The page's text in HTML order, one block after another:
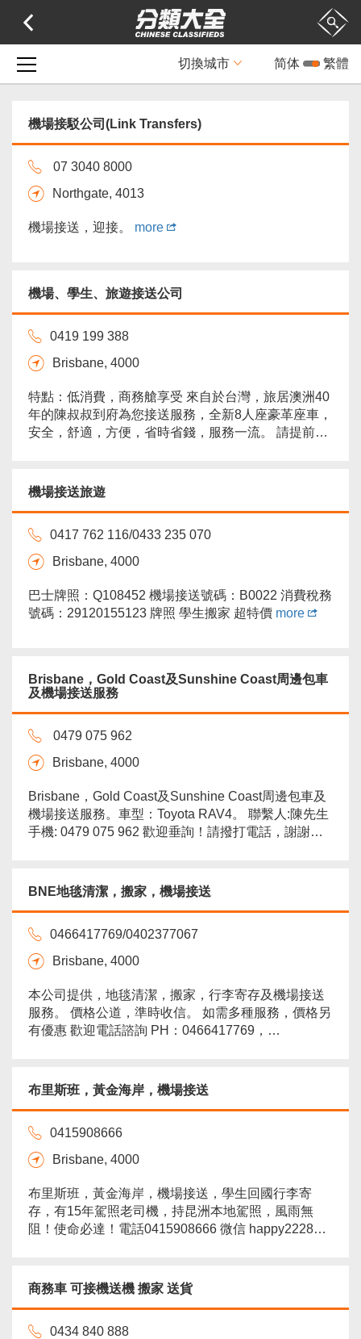
简体 繁體
切換城市
機場接駁公司(Link Transfers)
07 3040 8000
Northgate, 4013
機場接送，迎接。 more
機場、學生、旅遊接送公司
0419 199 388
Brisbane, 4000
特點：低消費，商務艙享受 來自於台灣，旅居澳洲40
年的陳叔叔到府為您接送服務，全新8人座豪革座車，
安全，舒適，方便，省時省錢，服務一流。 請提前三
機場接送旅遊
0417 762 116/0433 235 070
Brisbane, 4000
巴士牌照：Q108452 機場接送號碼：B0022 消費稅務
號碼：29120155123 牌照 學生搬家 超特價 more
Brisbane，Gold Coast及Sunshine Coast周邊包車
及機場接送服務
0479 075 962
Brisbane, 4000
Brisbane，Gold Coast及Sunshine Coast周邊包車及
機場接送服務。車型：Toyota RAV4。 聯繫人:陳先生
手機: 0479 075 962 歡迎垂詢！請撥打電話，謝謝！
BNE地毯清潔，搬家，機場接送
0466417769/0402377067
Brisbane, 4000
本公司提供，地毯清潔，搬家，行李寄存及機場接送
服務。 價格公道，準時收信。 如需多種服務，價格另
有優惠 歡迎電話諮詢 PH：0466417769，
布里斯班，黃金海岸，機場接送
0415908666
Brisbane, 4000
布里斯班，黃金海岸，機場接送，學生回國行李寄
存，有15年駕照老司機，持昆洲本地駕照，風雨無
阻！使命必達！電話0415908666 微信 happy222888
商務車 可接機送機 搬家 送貨
0434 840 888